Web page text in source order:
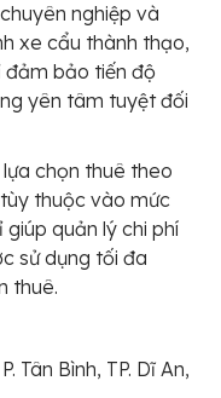
nghiệp và
xe cẩu thành thạo,
đảm bảo tiến độ
yên tâm tuyệt đối
chọn thuê theo
thuộc vào mức
quản lý chi phí
sử dụng tối đa
thuê.
Tân Bình, TP. Dĩ An,